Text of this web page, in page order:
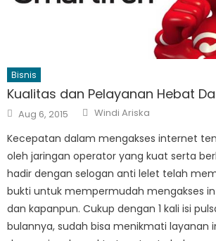
Bisnis
Kualitas dan Pelayanan Hebat
Posted
on
Aug 6, 2015 Author
Windi Ariska
Kecepatan dalam mengakses internet
oleh jaringan operator yang kuat serta
hadir dengan selogan anti lelet telah
bukti untuk mempermudah mengakses
dan kapanpun. Cukup dengan 1 kali isi
bulannya, sudah bisa menikmati layanan